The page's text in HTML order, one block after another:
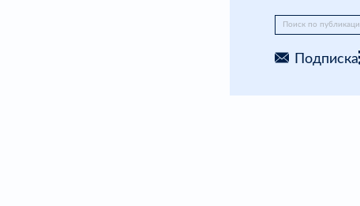
Подписка